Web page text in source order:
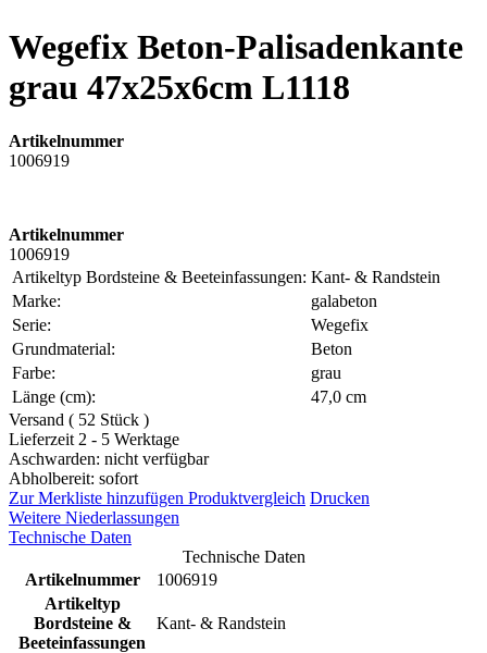
Wegefix Beton-Palisadenkante
grau 47x25x6cm L1118
Artikelnummer
1006919
Artikelnummer
1006919
Artikeltyp Bordsteine & Beeteinfassungen: Kant- & Randstein
Marke:
galabeton
Serie:
Wegefix
Grundmaterial:
Beton
Farbe:
grau
Länge (cm):
47,0 cm
Versand ( 52 Stück )
Lieferzeit 2 - 5 Werktage
Aschwarden: nicht verfügbar
Abholbereit: sofort
Zur Merkliste hinzufügen Produktvergleich Drucken
Weitere Niederlassungen
Technische Daten
Technische Daten
Artikelnummer
1006919
Artikeltyp
Bordsteine &
Beeteinfassungen
Kant- & Randstein